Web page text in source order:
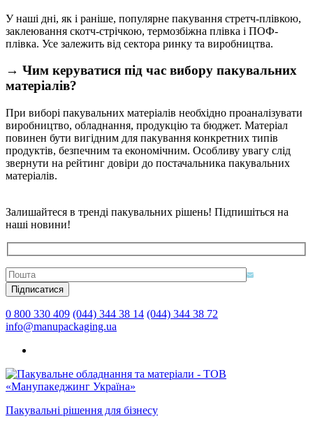
У наші дні, як і раніше, популярне пакування стретч-плівкою,
заклеювання скотч-стрічкою, термозбіжна плівка і ПОФ-
плівка. Усе залежить від сектора ринку та виробництва.
→ Чим керуватися під час вибору пакувальних
матеріалів?
При виборі пакувальних матеріалів необхідно проаналізувати
виробництво, обладнання, продукцію та бюджет. Матеріал
повинен бути вигідним для пакування конкретних типів
продуктів, безпечним та економічним. Особливу увагу слід
звернути на рейтинг довіри до постачальника пакувальних
матеріалів.
Залишайтеся в тренді пакувальних рішень! Підпишіться на
наші новини!
0 800 330 409 (044) 344 38 14 (044) 344 38 72
info@manupackaging.ua
Пакувальні рішення для бізнесу